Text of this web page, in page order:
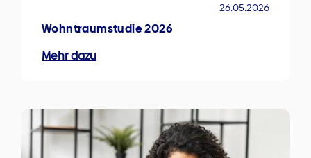
26.05.2026
Wohntraumstudie 2026
Mehr dazu